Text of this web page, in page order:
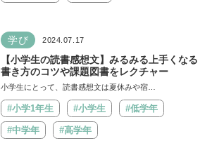
学び 2024.07.17
【小学生の読書感想文】みるみる上手くなる
書き方のコツや課題図書をレクチャー
小学生にとって、読書感想文は夏休みや宿…
#小学1年生 #小学生 #低学年
#中学年 #高学年